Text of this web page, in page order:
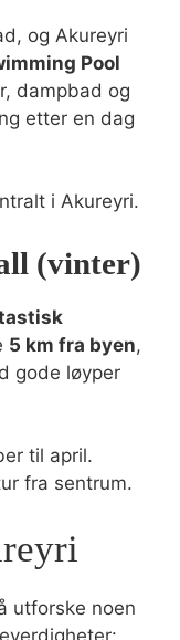
og Akureyri
Pool
dampbad og
etter en dag
i Akureyri.
(vinter)
5 km fra byen,
gode løyper
til april.
fra sentrum.
utforske noen